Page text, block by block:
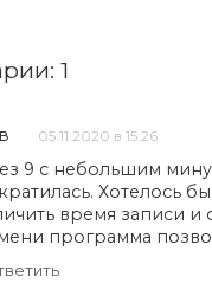
1
05.11.2020 в 15:26
9 с небольшим
Хотелось
время записи и
программа